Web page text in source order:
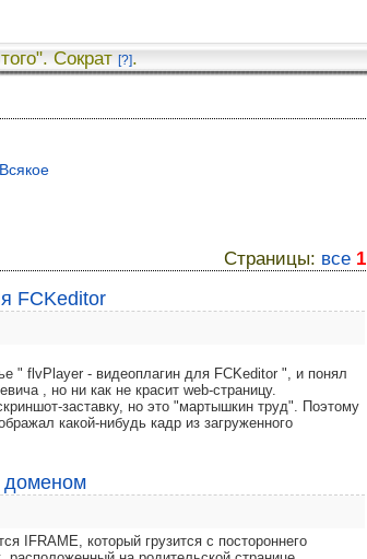
Сократ [?].
Всякое
Страницы: все 1
FCKeditor
" flvPlayer - видеоплагин для FCKeditor ", и понял
, но ни как не красит web-страницу.
заставку, но это "мартышкин труд". Поэтому
какой-нибудь кадр из загруженного
доменом
IFRAME, который грузится с постороннего